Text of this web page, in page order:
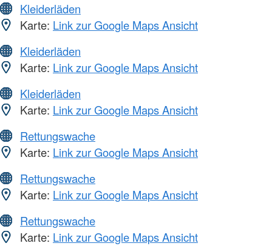
Kleiderläden
Karte: Link zur Google Maps Ansicht
Kleiderläden
Karte: Link zur Google Maps Ansicht
Kleiderläden
Karte: Link zur Google Maps Ansicht
Rettungswache
Karte: Link zur Google Maps Ansicht
Rettungswache
Karte: Link zur Google Maps Ansicht
Rettungswache
Karte: Link zur Google Maps Ansicht